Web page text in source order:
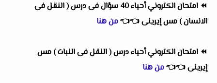
⏪
امتحان الكتروني أحياء 40 سؤال فى درس ( النقل فى
الانسان ) مس إيرينى👈
👈من هنا
⏪ امتحان الكتروني أحياء درس ( النقل فى النبات ) مس
إيرينى👈
👈من هنا